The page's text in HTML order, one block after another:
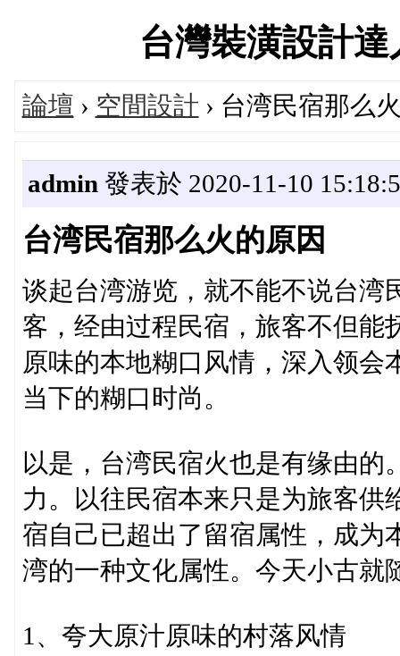
台灣裝潢設計
論壇 › 空間設計 › 台湾民宿那么
admin 發表於 2020-11-10
台湾民宿那么火的原因
谈起台湾游览，就不能不说台湾
客，经由过程民宿，旅客不但能
原味的本地糊口风情，深入领会
当下的糊口时尚。
以是，台湾民宿火也是有缘由
力。以往民宿本来只是为旅客供
宿自己已超出了留宿属性，成为
湾的一种文化属性。今天小古就
1、夸大原汁原味的村落风情